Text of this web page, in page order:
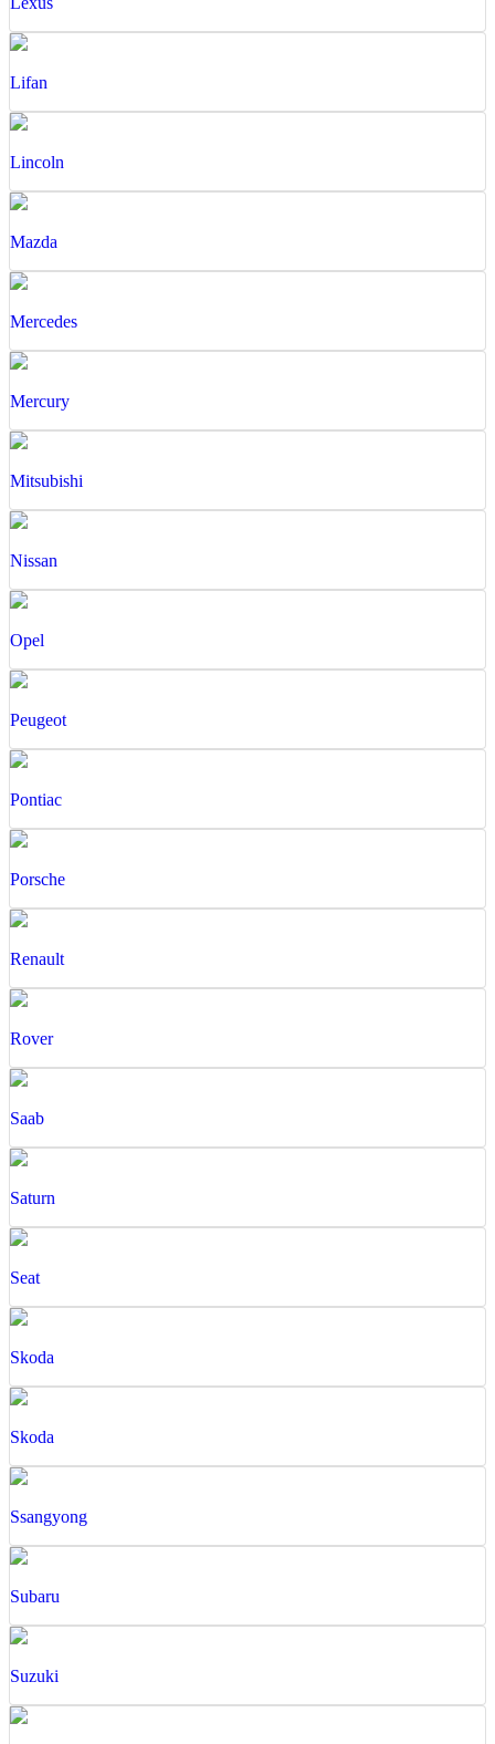
Lifan
Lincoln
Mazda
Mercedes
Mercury
Mitsubishi
Nissan
Opel
Peugeot
Pontiac
Porsche
Renault
Rover
Saab
Saturn
Seat
Skoda
Skoda
Ssangyong
Subaru
Suzuki